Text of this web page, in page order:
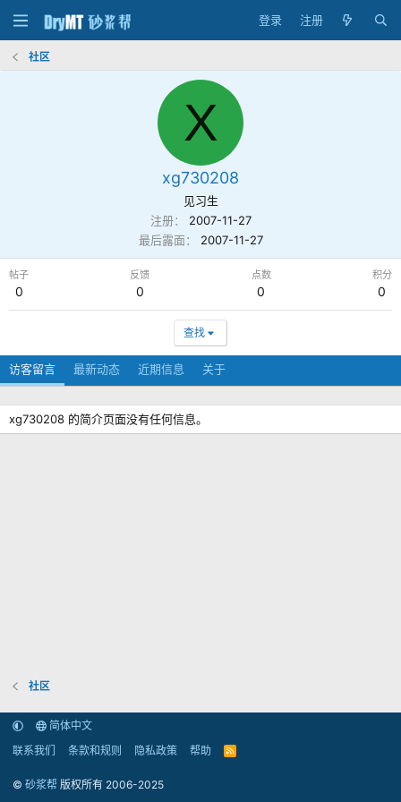
登录 注册
社区
X
xg730208
见习生
注册
2007-11-27
最后露面
2007-11-27
帖子
0
反馈
0
点数
0
积分
0
查找
访客留言 最新动态 近期信息 关于
xg730208 的简介页面没有任何信息。
社区
简体中文
联系我们
条款和规则 隐私政策 帮助
R
© 砂浆帮 版权所有 2006-2025